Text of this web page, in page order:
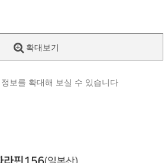
확대보기
보를 확대해 보실 수 있습니다